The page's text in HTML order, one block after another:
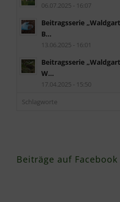
06.07.2025 - 16:07
Beitragsserie
B...
13.06.2025 - 16:01
Beitragsserie
W...
17.04.2025 - 15:50
Schlagworte
Beiträge auf Facebook